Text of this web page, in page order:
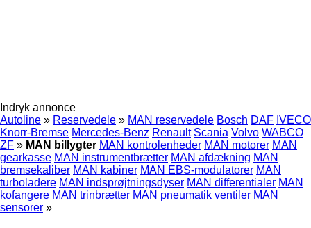
Indryk annonce
Autoline » Reservedele » MAN reservedele Bosch DAF IVECO
Knorr-Bremse Mercedes-Benz Renault Scania Volvo WABCO
ZF » MAN billygter MAN kontrolenheder MAN motorer MAN
gearkasse MAN instrumentbrætter MAN afdækning MAN
bremsekaliber MAN kabiner MAN EBS-modulatorer MAN
turboladere MAN indsprøjtningsdyser MAN differentialer MAN
kofangere MAN trinbrætter MAN pneumatik ventiler MAN
sensorer »